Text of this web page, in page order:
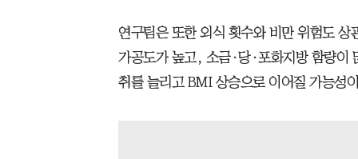
연구팀은 또한 외식 횟수와 비만 위험도
가공도가 높고, 소금·당·포화지방 함량이
취를 늘리고 BMI 상승으로 이어질 가능성